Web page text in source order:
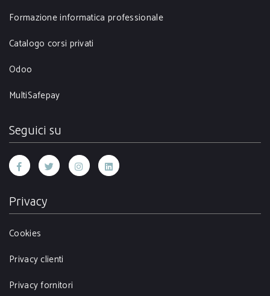
Formazione informatica professionale
Catalogo corsi privati
Odoo
MultiSafepay
Seguici su
Privacy
Cookies
Privacy clienti
Privacy fornitori